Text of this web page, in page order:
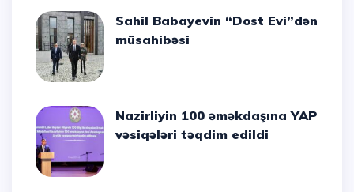
Sahil Babayevin “Dost Evi”dən
müsahibəsi
Nazirliyin 100 əməkdaşına YAP
vəsiqələri təqdim edildi